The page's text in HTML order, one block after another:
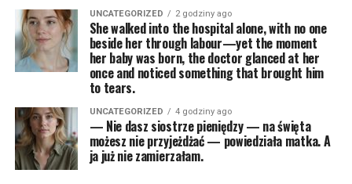
UNCATEGORIZED 2 godziny ago
She walked into the hospital alone, with no one
beside her through labour—yet the moment
her baby was born, the doctor glanced at her
once and noticed something that brought him
to tears.
UNCATEGORIZED 4 godziny ago
— Nie dasz siostrze pieniędzy — na święta
możesz nie przyjeżdżać — powiedziała matka. A
ja już nie zamierzałam.